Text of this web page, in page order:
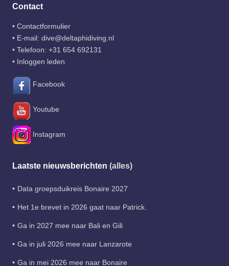
Contact
• Contactformulier
• E-mail: dive@deltaphidiving.nl
• Telefoon: +31 654 692131
• Inloggen leden
Facebook
Youtube
Instagram
Laatste nieuwsberichten (alles)
Data groepsduikreis Bonaire 2027
Het 1e brevet in 2026 gaat naar Patrick.
Ga in 2027 mee naar Bali en Gili
Ga in juli 2026 mee naar Lanzarote
Ga in mei 2026 mee naar Bonaire